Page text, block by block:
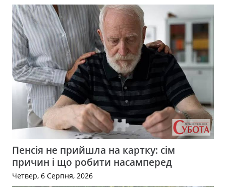
Пенсія не прийшла на картку: сім
причин і що робити насамперед
Четвер, 6 Серпня, 2026